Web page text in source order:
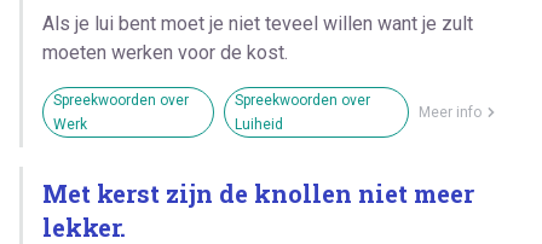
Als je lui bent moet je niet teveel willen want je zult
moeten werken voor de kost.
Spreekwoorden over
Werk
Spreekwoorden over
Luiheid
Meer info
Met kerst zijn de knollen niet meer
lekker.